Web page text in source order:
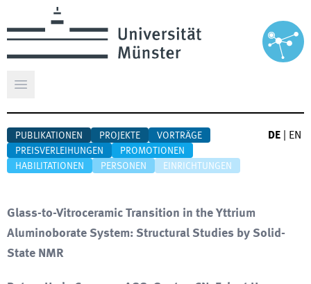
Hauptmenü öffnen
PUBLIKATIONEN PROJEKTE
VORTRÄGE
PREISVERLEIHUNGEN
PROMOTIONEN
HABILITATIONEN
PERSONEN EINRICHTUNGEN
DE EN
Glass-to-Vitroceramic Transition in the Yttrium
Aluminoborate System: Structural Studies by Solid-
State NMR